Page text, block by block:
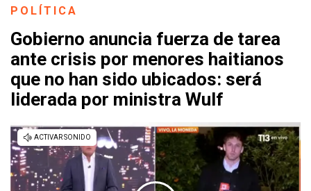
POLÍTICA
Gobierno anuncia fuerza de tarea
ante crisis por menores haitianos
que no han sido ubicados: será
liderada por ministra Wulf